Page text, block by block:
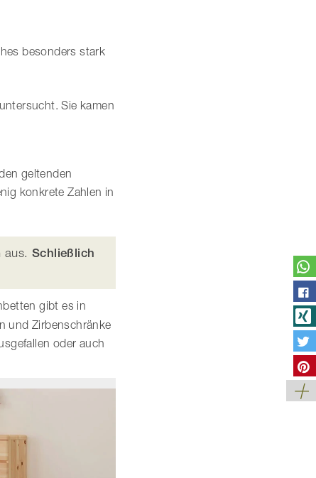
besonders stark
Sie kamen
geltenden
konkrete Zahlen in
aus. Schließlich
gibt es in
und Zirbenschränke
oder auch